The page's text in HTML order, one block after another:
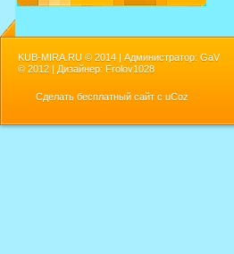
KUB-MIRA.RU © 2014 | Администратор: GaV
© 2012 | Дизайнер: Frolov1028
Сделать бесплатный сайт с uCoz